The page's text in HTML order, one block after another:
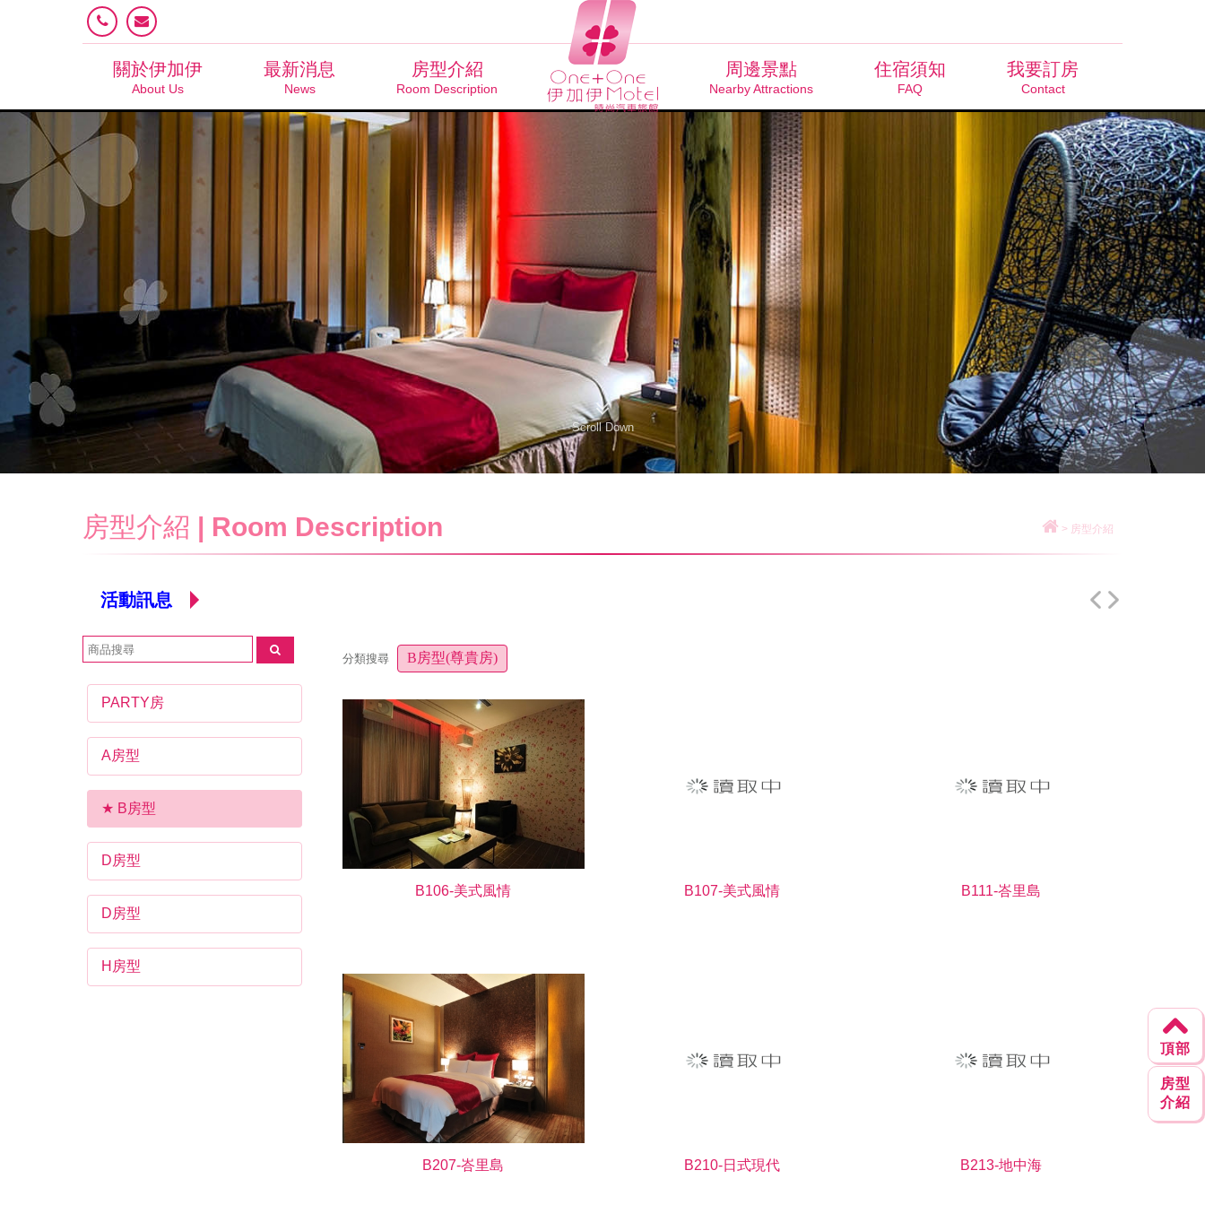
關於伊加伊
About Us
最新消息
News
房型介紹
Room Description
周邊景點
Nearby Attractions
住宿須知
FAQ
我要訂房
Contact
Scroll Down
房型介紹 | Room Description > 房型介紹
活動訊息
PARTY房
A房型
B房型
D房型
D房型
H房型
分類搜尋 B房型(尊貴房)
B106-美式風情 B107-美式風情 B111-峇里島
B207-峇里島 B210-日式現代 B213-地中海
頂部
房型
介紹